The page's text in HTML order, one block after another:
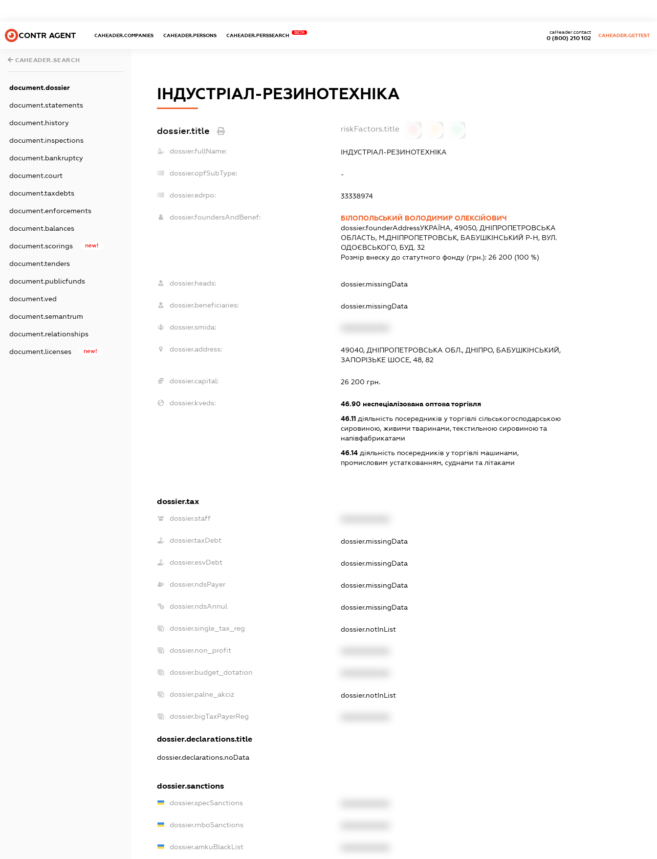
CONTR AGENT CAHEADER.COMPANIES CAHEADER.PERSONS CAHEADER.PERSSEARCH
BETA
0 (800) 210 102
caHeader.contact
CAHEADER.GETTEST
CAHEADER.SEARCH
document.dossier
document.statements
document.history
document.inspections
document.bankruptcy
document.court
document.taxdebts
document.enforcements
document.balances
document.scorings new!
document.tenders
document.publicfunds
document.ved
document.semantrum
document.relationships
document.licenses new!
ІНДУСТРІАЛ-РЕЗИНОТЕХНІКА
dossier.title riskFactors.title
dossier.fullName: ІНДУСТРІАЛ-РЕЗИНОТЕХНІКА
dossier.opfSubType: -
dossier.edrpo: 33338974
dossier.foundersAndBenef:
БІЛОПОЛЬСЬКИЙ ВОЛОДИМИР ОЛЕКСІЙОВИЧ
dossier.founderAddressУКРАЇНА, 49050, ДНIПРОПЕТРОВСЬКА
ОБЛАСТЬ, М.ДНІПРОПЕТРОВСЬК, БАБУШКІНСЬКИЙ Р-Н, ВУЛ.
ОДОЄВСЬКОГО, БУД. 32
Розмір внеску до статутного фонду (грн.):26 200 (100 %)
dossier.heads: dossier.missingData
dossier.beneficiaries: dossier.missingData
dossier.smida:
dossier.address:
49040, ДНІПРОПЕТРОВСЬКА ОБЛ., ДНІПРО, БАБУШКІНСЬКИЙ,
ЗАПОРІЗЬКЕ ШОСЕ, 48, 82
dossier.capital: 26 200 грн.
dossier.kveds: 46.90 неспеціалізована оптова торгівля
46.11 діяльність посередників у торгівлі сільськогосподарською
сировиною, живими тваринами, текстильною сировиною та
напівфабрикатами
46.14 діяльність посередників у торгівлі машинами,
промисловим устаткованням, суднами та літаками
dossier.tax
dossier.staff
dossier.taxDebt dossier.missingData
dossier.esvDebt dossier.missingData
dossier.ndsPayer dossier.missingData
dossier.ndsAnnul dossier.missingData
dossier.single_tax_reg dossier.notInList
dossier.non_profit
dossier.budget_dotation
dossier.palne_akciz dossier.notInList
dossier.bigTaxPayerReg
dossier.declarations.title
dossier.declarations.noData
dossier.sanctions
dossier.specSanctions
dossier.rnboSanctions
dossier.amkuBlackList